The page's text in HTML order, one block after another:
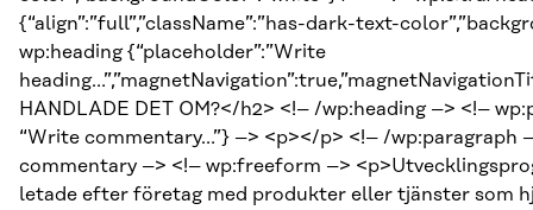
{“align”:”full”,”className”:”has-dark-text-
wp:heading {“placeholder”:”Write
HANDLADE DET OM?</h2> <!– /wp:heading –> <!–
“Write commentary…”} –> <p></p> <!– /wp:paragraph
commentary –> <!– wp:freeform –>
letade efter företag med produkter eller tjänster som